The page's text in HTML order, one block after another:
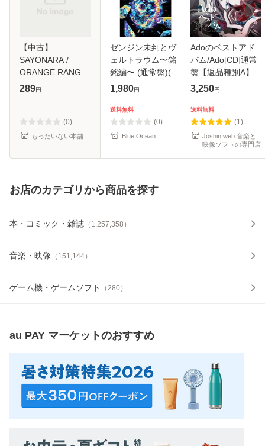
【中古】
SAYONARA /
ORANGE RANGE
/ [CD]【メール便送
289円
(0)
もったいない本舗
ゼンジン未到とヴ
ェルトラウム〜銘
銘編〜 (通常盤)(2
枚組) [DVD]
1,980円
送料無料
(0)
Blue Ocean
Adoのベストアド
バム/Ado[CD]通常
盤【返品種別A】
3,250円
送料無料
(1)
Joshin web 音楽と
映像ソフトの専門店
お店のカテゴリから商品を探す
本・コミック・雑誌 （ 1,257,358 ）
音楽・映像 （ 151,144）
ゲーム機・ゲームソフト （280）
au PAY マーケットのおすすめ